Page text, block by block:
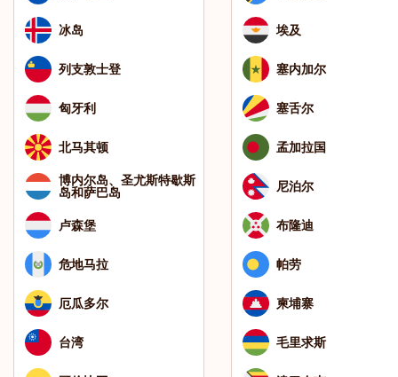
冰岛
列支敦士登
匈牙利
北马其顿
博内尔岛、圣尤斯特歇斯
岛和萨巴岛
卢森堡
危地马拉
厄瓜多尔
台湾
埃及
塞内加尔
塞舌尔
孟加拉国
尼泊尔
布隆迪
帕劳
柬埔寨
毛里求斯